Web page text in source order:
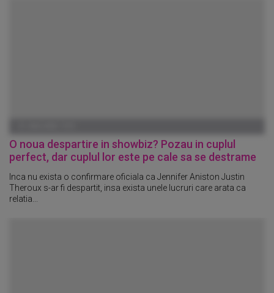
O noua despartire in showbiz? Pozau in cuplul
perfect, dar cuplul lor este pe cale sa se destrame
Inca nu exista o confirmare oficiala ca Jennifer Aniston Justin
Theroux s-ar fi despartit, insa exista unele lucruri care arata ca
relatia...